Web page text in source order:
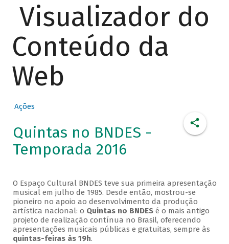
Visualizador do
Conteúdo da
Web
Ações
Quintas no BNDES -
Temporada 2016
O Espaço Cultural BNDES teve sua primeira apresentação
musical em julho de 1985. Desde então, mostrou-se
pioneiro no apoio ao desenvolvimento da produção
artística nacional: o Quintas no BNDESé o mais antigo
projeto de realização contínua no Brasil, oferecendo
apresentações musicais públicas e gratuitas, sempre às
quintas-feiras às 19h.